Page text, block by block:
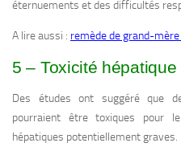
éternuements et des difficultés
A lire aussi : remède de grand-
5 – Toxicité hépatique
Des études ont suggéré que
pourraient être toxiques pour
hépatiques potentiellement graves.